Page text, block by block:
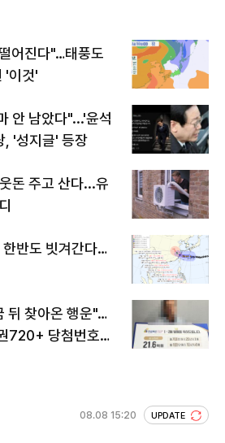
어진다"…태풍도
'이것'
안 남았다"...'윤석
, '성지글' 등장
돈 주고 산다...유
반도 빗겨간다…
뒤 찾아온 행운"…
720+ 당첨번호조
08.08 15:20 UPDATE